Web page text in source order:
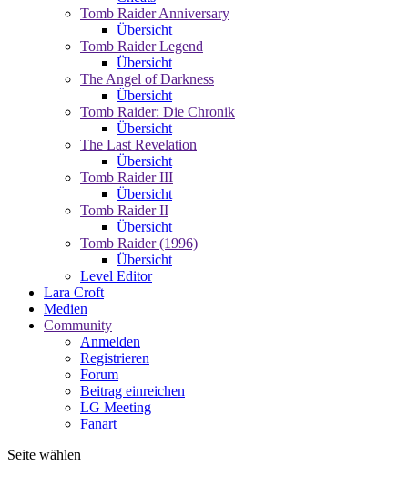
Tomb Raider Anniversary
Übersicht
Tomb Raider Legend
Übersicht
The Angel of Darkness
Übersicht
Tomb Raider: Die Chronik
Übersicht
The Last Revelation
Übersicht
Tomb Raider III
Übersicht
Tomb Raider II
Übersicht
Tomb Raider (1996)
Übersicht
Level Editor
Lara Croft
Medien
Community
Anmelden
Registrieren
Forum
Beitrag einreichen
LG Meeting
Fanart
Seite wählen